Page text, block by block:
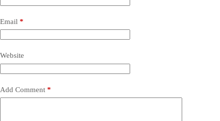
Email *
Website
Add Comment *